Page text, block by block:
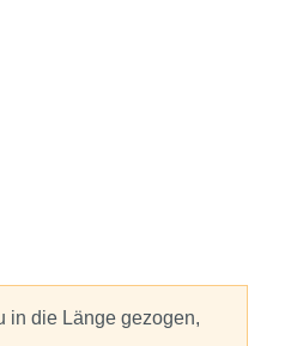
in die Länge gezogen,